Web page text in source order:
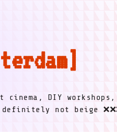
DIY workshops,
not beige